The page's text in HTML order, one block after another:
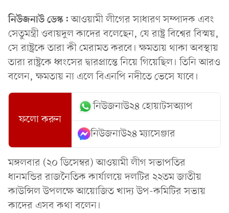
নিউজনাউ ডেস্ক:আওয়ামী লীগের সাধারণ সম্পাদক এবং
সেতুমন্ত্রী ওবায়দুল কাদের বলেছেন, যে রাষ্ট্র বিশ্বের বিস্ময়,
সে রাষ্ট্রকে তারা কী মেরামত করবে। ক্ষমতায় থাকা অবস্থায়
তারা রাষ্ট্রকে ধ্বংসের দ্বারপ্রান্তে নিয়ে গিয়েছিল। তিনি আরও
বলেন, ক্ষমতায় না এলে বিএনপি নদীতে ভেসে যাবে।
ফলো করুন
নিউজনাউ২৪ হোয়াটসঅ্যাপ
নিউজনাউ২৪ ম্যাসেঞ্জার
মঙ্গলবার (২০ ডিসেম্বর) আওয়ামী লীগ সভাপতির
ধানমন্ডির রাজনৈতিক কার্যালয়ে দলটির ২২তম জাতীয়
কাউন্সিল উপলক্ষে আয়োজিত খাদ্য উপ-কমিটির সভায়
কাদের এসব কথা বলেন।